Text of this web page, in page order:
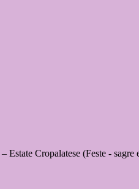
Cropalatese (Feste - sagre